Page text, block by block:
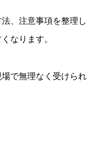
、注意事項を整理し
なります。
で無理なく受けられ